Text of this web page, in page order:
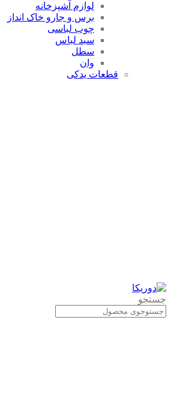
لوازم آشپزخانه
برس و جارو خاک انداز
چوب لباسی
سبد لباس
سطل
وان
قطعات یدکی
جستجو